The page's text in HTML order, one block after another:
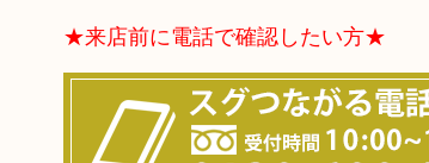
★来店前に電話で確認したい方★